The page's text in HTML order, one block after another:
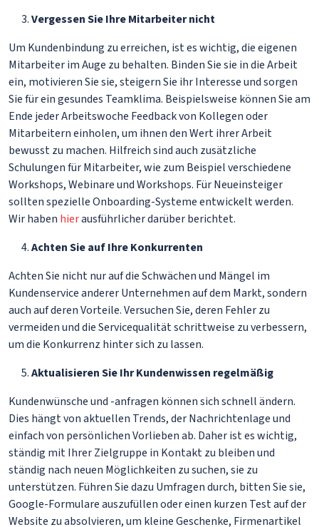
Vergessen Sie Ihre Mitarbeiter nicht
Um Kundenbindung zu erreichen, ist es wichtig, die eigenen
Mitarbeiter im Auge zu behalten. Binden Sie sie in die Arbeit
ein, motivieren Sie sie, steigern Sie ihr Interesse und sorgen
Sie für ein gesundes Teamklima. Beispielsweise können Sie am
Ende jeder Arbeitswoche Feedback von Kollegen oder
Mitarbeitern einholen, um ihnen den Wert ihrer Arbeit
bewusst zu machen. Hilfreich sind auch zusätzliche
Schulungen für Mitarbeiter, wie zum Beispiel verschiedene
Workshops, Webinare und Workshops. Für Neueinsteiger
sollten spezielle Onboarding-Systeme entwickelt werden.
Wir haben hierausführlicher darüber berichtet.
Achten Sie auf Ihre Konkurrenten
Achten Sie nicht nur auf die Schwächen und Mängel im
Kundenservice anderer Unternehmen auf dem Markt, sondern
auch auf deren Vorteile. Versuchen Sie, deren Fehler zu
vermeiden und die Servicequalität schrittweise zu verbessern,
um die Konkurrenz hinter sich zu lassen.
Aktualisieren Sie Ihr Kundenwissen regelmäßig
Kundenwünsche und -anfragen können sich schnell ändern.
Dies hängt von aktuellen Trends, der Nachrichtenlage und
einfach von persönlichen Vorlieben ab. Daher ist es wichtig,
ständig mit Ihrer Zielgruppe in Kontakt zu bleiben und
ständig nach neuen Möglichkeiten zu suchen, sie zu
unterstützen. Führen Sie dazu Umfragen durch, bitten Sie sie,
Google-Formulare auszufüllen oder einen kurzen Test auf der
Website zu absolvieren, um kleine Geschenke, Firmenartikel